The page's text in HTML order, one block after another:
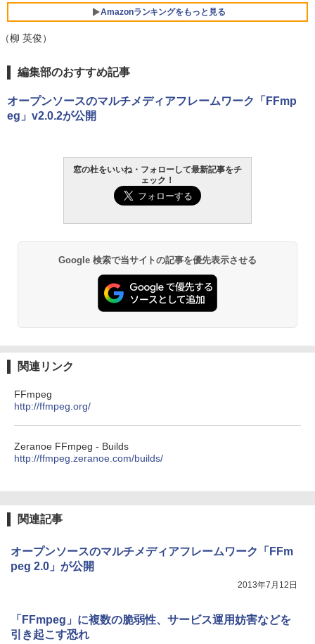
Amazonランキングをもっと見る
Robloxギフトカード - 800 Robux 【限
インゲームコード】 ロブロックス | オン
ラインコード版
Robloxギフトカード - 1000 Robux 【限
定バーチャルアイテムを含む】 【オンラ
インゲームコード】 ロブロックス |オン
ラインコード版
Microsoft Office Home & Business 202
4(最新 永続版)|オンラインコード版|Wind
ows11、10/mac対応|PC2台
￥3,200
生成AIパスポート公式テキスト 第４版
￥1,766
AIイラスト表現辞典: 思い通りの絵を引き
出す プロンプトの言葉 AI画像生成シリー
ズ (はぴーイラストLabo)
￥480
非エンジニア 初心者 素人 でも安心 使い
方 マニュアル AI副業にもコンテンツ作成
にもKindle出版にも！ 非エンジニアのた
めのAIコーディング入門シリーズ
FM TOWNS ハイパー・カタログ: 本体ハ
ードウェア・市販ソフトウェアのパーフ
Amazon Kindle Paperwhite (16GB) 7イ
週間持続バッテリー、広告なし、ブラッ
ク
Amazon Kindle - 目に優しい、かさばら
ない、大きな画面で読みやすい、6週間持
続バッテリー、6インチディスプレイ電子
書籍リーダー、ブラック、16GB、広告な
Kindle Paperwhite シグニチャーエディ
ション (32GB) 7インチディスプレイ、明
るさ自動調整、色調調節ライト、12週間
イ、色調調節ライト、最大8週間持続バッ
売)
整、色調調節ライト、プレミアムペン付
（柳 英俊）
編集部のおすすめ記事
オープンソースのマルチメディアフレームワーク「FFmp
eg」v2.0.2が公開
窓の杜をいいね・フォローして最新記事をチ
ェック！
Google 検索で当サイトの記事を優先表示させる
関連リンク
FFmpeg
http://ffmpeg.org/
Zeranoe FFmpeg - Builds
http://ffmpeg.zeranoe.com/builds/
関連記事
オープンソースのマルチメディアフレームワーク「FFm
peg 2.0」が公開
2013年7月12日
「FFmpeg」に複数の脆弱性、サービス運用妨害などを
引き起こす恐れ